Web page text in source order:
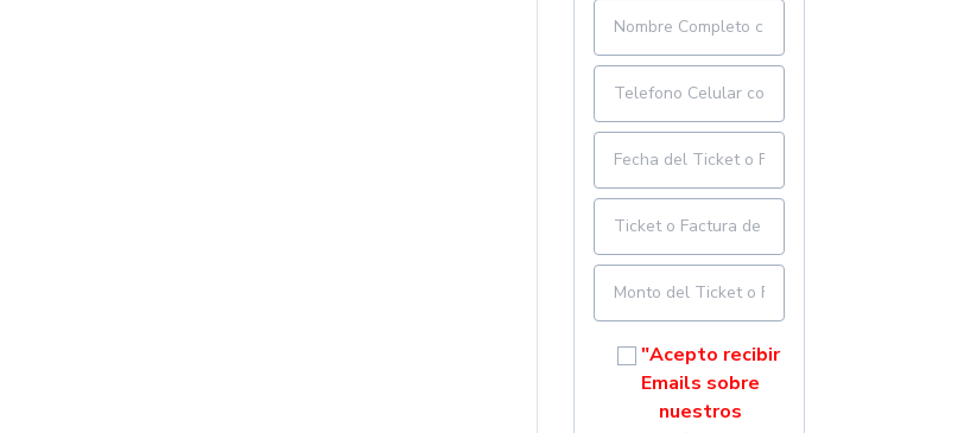
"Acepto recibir
Emails sobre
nuestros